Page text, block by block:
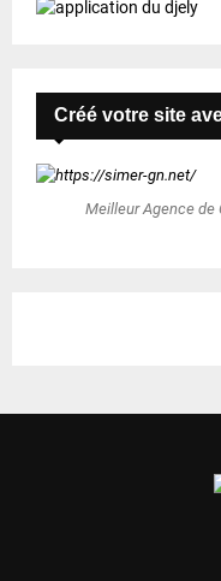
Créé votre site
Meilleur Agence de